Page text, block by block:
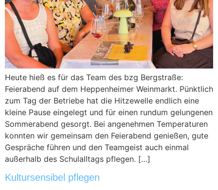
Heute hieß es für das Team des bzg Bergstraße:
Feierabend auf dem Heppenheimer Weinmarkt. Pünktlich
zum Tag der Betriebe hat die Hitzewelle endlich eine
kleine Pause eingelegt und für einen rundum gelungenen
Sommerabend gesorgt. Bei angenehmen Temperaturen
konnten wir gemeinsam den Feierabend genießen, gute
Gespräche führen und den Teamgeist auch einmal
außerhalb des Schulalltags pflegen. […]
Kultursensibel pflegen